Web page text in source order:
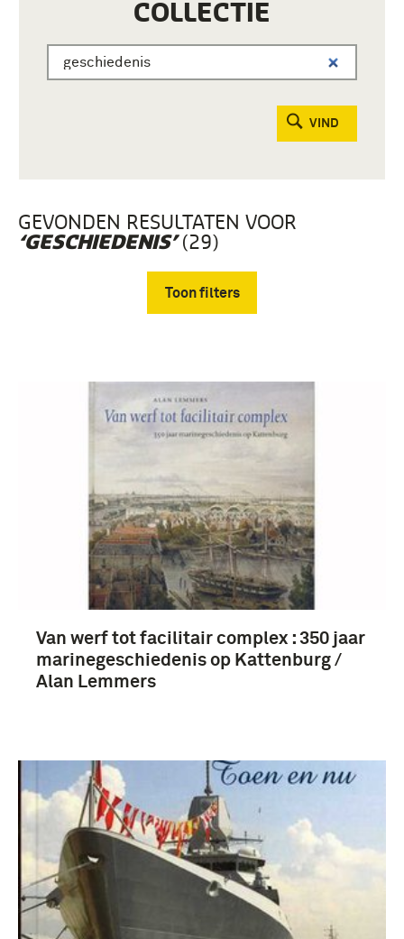
COLLECTIE
VIND
GEVONDEN RESULTATEN VOOR
‘GESCHIEDENIS’(29)
Toon filters
boek (24)
chronologie (7)
1901-1950 (6)
Tweede Wereldoorlog (1939-1945) (5)
Koninklijke Marine (1905-....) (29)
Nederland (13)
Van werf tot facilitair complex : 350 jaar
marinegeschiedenis op Kattenburg /
Alan Lemmers